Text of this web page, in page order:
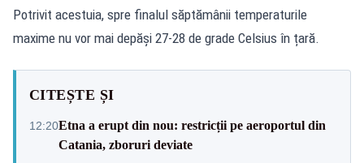
Potrivit acestuia, spre finalul săptămânii temperaturile
maxime nu vor mai depăși 27-28 de grade Celsius în țară.
CITEȘTE ȘI
12:20Etna a erupt din nou: restricții pe aeroportul din
Catania, zboruri deviate